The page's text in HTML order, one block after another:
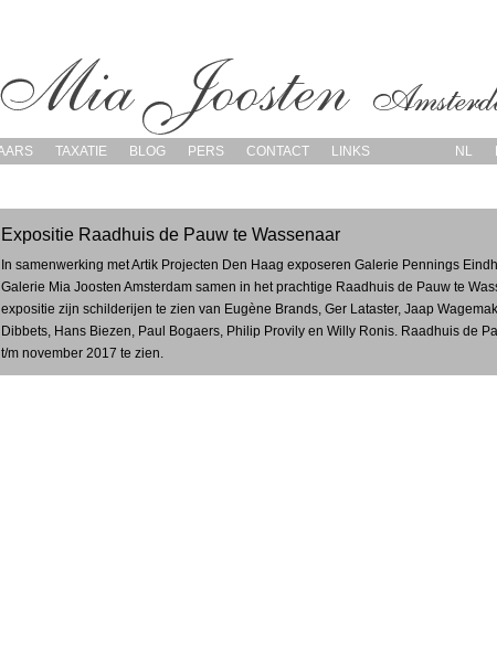
TAXATIE BLOG PERS CONTACT LINKS NL
Expositie Raadhuis de Pauw te Wassenaar
In samenwerking met Artik Projecten Den Haag exposeren Galerie Pennings
Galerie Mia Joosten Amsterdam samen in het prachtige Raadhuis de Pauw te
expositie zijn schilderijen te zien van Eugène Brands, Ger Lataster, Jaap
Dibbets, Hans Biezen, Paul Bogaers, Philip Provily en Willy Ronis. Raadhuis de
t/m november 2017 te zien.